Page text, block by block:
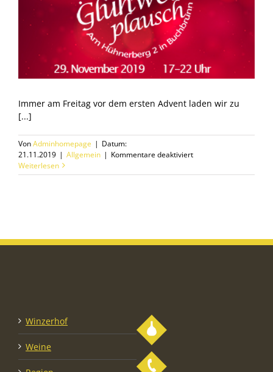
Immer am Freitag vor dem ersten Advent laden wir zu
[...]
VonAdminhomepage | Datum:
21.11.2019 | Allgemein | Kommentare deaktiviertfür
2019
Weiterlesen
Winzerhof
Weine